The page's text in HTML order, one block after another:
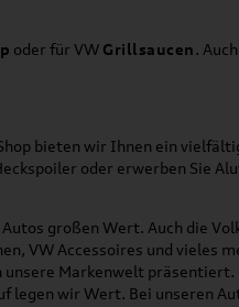
oder für VW Grillsaucen.
bieten wir Ihnen ein
oder erwerben Sie
großen Wert. Auch die
VW Accessoires und vieles
Markenwelt präsentiert.
wir Wert. Bei unseren